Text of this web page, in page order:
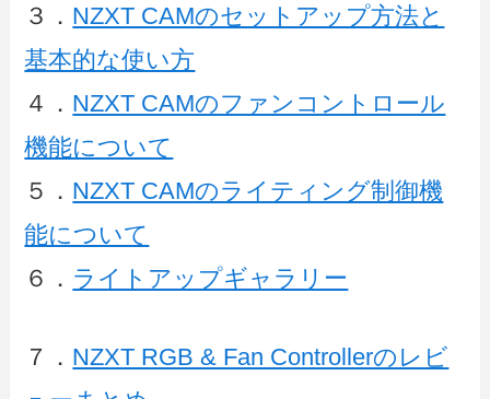
３． NZXT CAMのセットアップ方法と
基本的な使い方
４． NZXT CAMのファンコントロール
機能について
５． NZXT CAMのライティング制御機
能について
６． ライトアップギャラリー
７． NZXT RGB & Fan Controllerのレビ